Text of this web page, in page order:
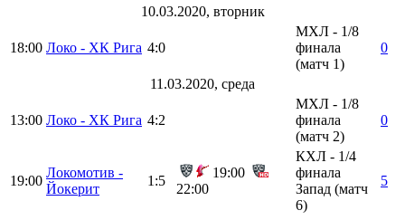
10.03.2020, вторник
18:00 Локо - ХК Рига 4:0
МХЛ - 1/8
финала
(матч 1)
0
11.03.2020, среда
13:00 Локо - ХК Рига 4:2
МХЛ - 1/8
финала
(матч 2)
0
19:00
Локомотив -
Йокерит
1:5
19:00
22:00
КХЛ - 1/4
финала
Запад (матч
6)
5